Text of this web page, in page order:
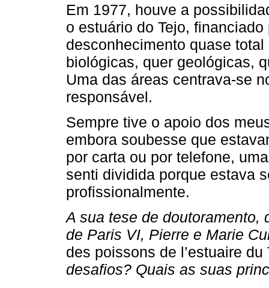
Em 1977, houve a
o estuário do Tejo,
desconhecimento quase
biológicas, quer geológicas,
Uma das áreas centrava-se
responsável.
Sempre tive o apoio dos
embora soubesse que
por carta ou por telefone,
senti dividida porque estava
profissionalmente.
A sua tese de doutoramento,
de Paris VI, Pierre e Marie
des poissons de l’estuaire du
desafios? Quais as suas